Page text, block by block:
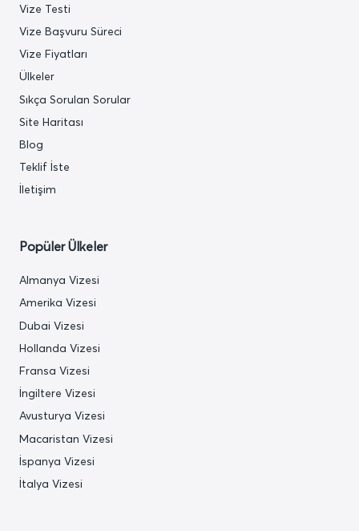
Vize Testi
Vize Başvuru Süreci
Vize Fiyatları
Ülkeler
Sıkça Sorulan Sorular
Site Haritası
Blog
Teklif İste
İletişim
Popüler Ülkeler
Almanya Vizesi
Amerika Vizesi
Dubai Vizesi
Hollanda Vizesi
Fransa Vizesi
İngiltere Vizesi
Avusturya Vizesi
Macaristan Vizesi
İspanya Vizesi
İtalya Vizesi